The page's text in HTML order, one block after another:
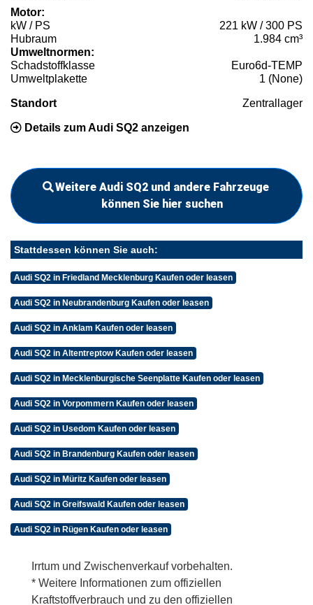
Motor:
kW / PS
221 kW / 300 PS
Hubraum
1.984 cm³
Umweltnormen:
Schadstoffklasse
Euro6d-TEMP
Umweltplakette
1 (None)
Standort Zentrallager
Details zum Audi SQ2 anzeigen
Weitere Audi SQ2 und andere Fahrzeuge
können Sie hier suchen
Stattdessen können Sie auch:
Audi SQ2 in Friedland Mecklenburg Kaufen oder leasen
Audi SQ2 in Neubrandenburg Kaufen oder leasen
Audi SQ2 in Anklam Kaufen oder leasen
Audi SQ2 in Altentreptow Kaufen oder leasen
Audi SQ2 in Mecklenburgische Seenplatte Kaufen oder leasen
Audi SQ2 in Vorpommern Kaufen oder leasen
Audi SQ2 in Usedom Kaufen oder leasen
Audi SQ2 in Brandenburg Kaufen oder leasen
Audi SQ2 in Müritz Kaufen oder leasen
Audi SQ2 in Greifswald Kaufen oder leasen
Audi SQ2 in Rügen Kaufen oder leasen
Irrtum und Zwischenverkauf vorbehalten.
* Weitere Informationen zum offiziellen
Kraftstoffverbrauch und zu den offiziellen